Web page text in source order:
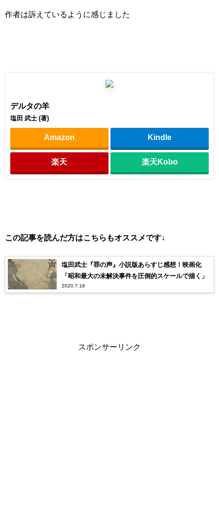
作者は訴えているように感じました
デルタの羊
塩田 武士 (著)
Amazon Kindle
楽天 楽天Kobo
この記事を読んだ方はこちらもオススメです↓
塩田武士『罪の声』小説版あらすじ感想！映画化
「昭和最大の未解決事件を圧倒的スケールで描く」
2020.7.18
スポンサーリンク